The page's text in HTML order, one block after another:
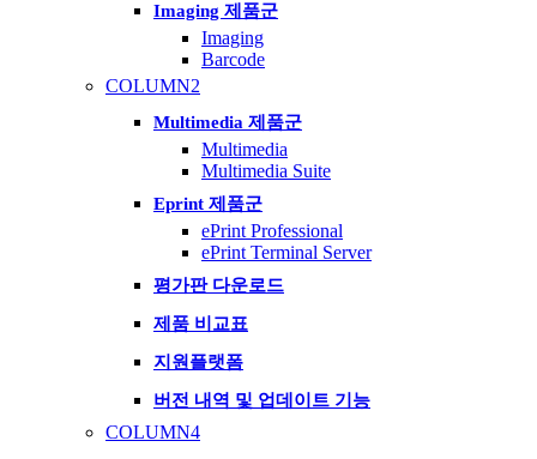
Imaging 제품군
Imaging
Barcode
COLUMN2
Multimedia 제품군
Multimedia
Multimedia Suite
Eprint 제품군
ePrint Professional
ePrint Terminal Server
평가판 다운로드
제품 비교표
지원플랫폼
버전 내역 및 업데이트 기능
COLUMN4